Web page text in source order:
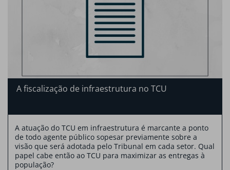
A fiscalização de infraestrutura no TCU
A atuação do TCU em infraestrutura é marcante a ponto
de todo agente público sopesar previamente sobre a
visão que será adotada pelo Tribunal em cada setor. Qual
papel cabe então ao TCU para maximizar as entregas à
população?